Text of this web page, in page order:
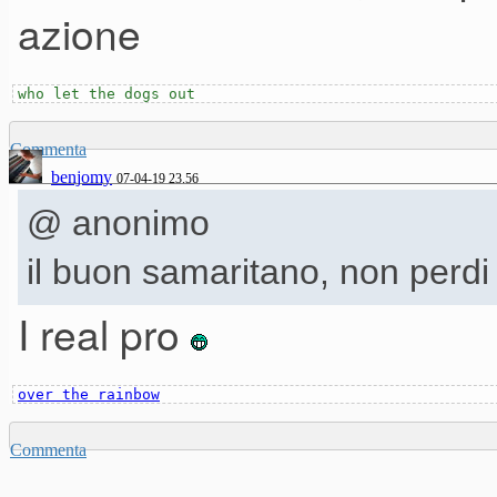
G7|Gm7C7|Fmaj7|Fmaj7(D7)
G7|Gm7C7|Cm7|Cm7F7
G7|Gm7C7|Fmaj7|(D7)
azione
who let the dogs out
Commenta
benjomy 07-04-19 23.56
@ anonimo
il buon samaritano, non
I real pro
over the rainbow
Commenta